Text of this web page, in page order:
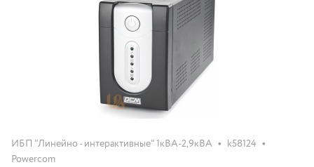
ИБП "Линейно - интерактивные" 1кВА-2,9кВА • k58124 •
Powercom